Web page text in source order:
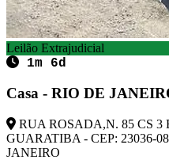
Leilão Extrajudicial
1m 6d
Casa - RIO DE
RUA ROSADA,N. 85 CS 3
GUARATIBA - CEP: 23036-
JANEIRO